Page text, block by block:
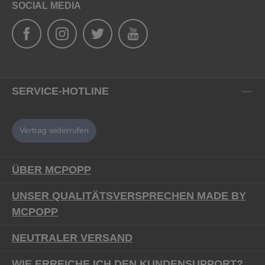
SOCIAL MEDIA
SERVICE-HOTLINE
Vertrag widerrufen
ÜBER MCPOPP
UNSER QUALITÄTSVERSPRECHEN MADE BY
MCPOPP
NEUTRALER VERSAND